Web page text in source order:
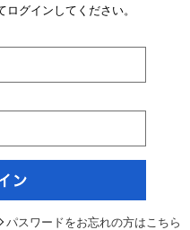
グインしてください。
パスワードをお忘れの方はこちら